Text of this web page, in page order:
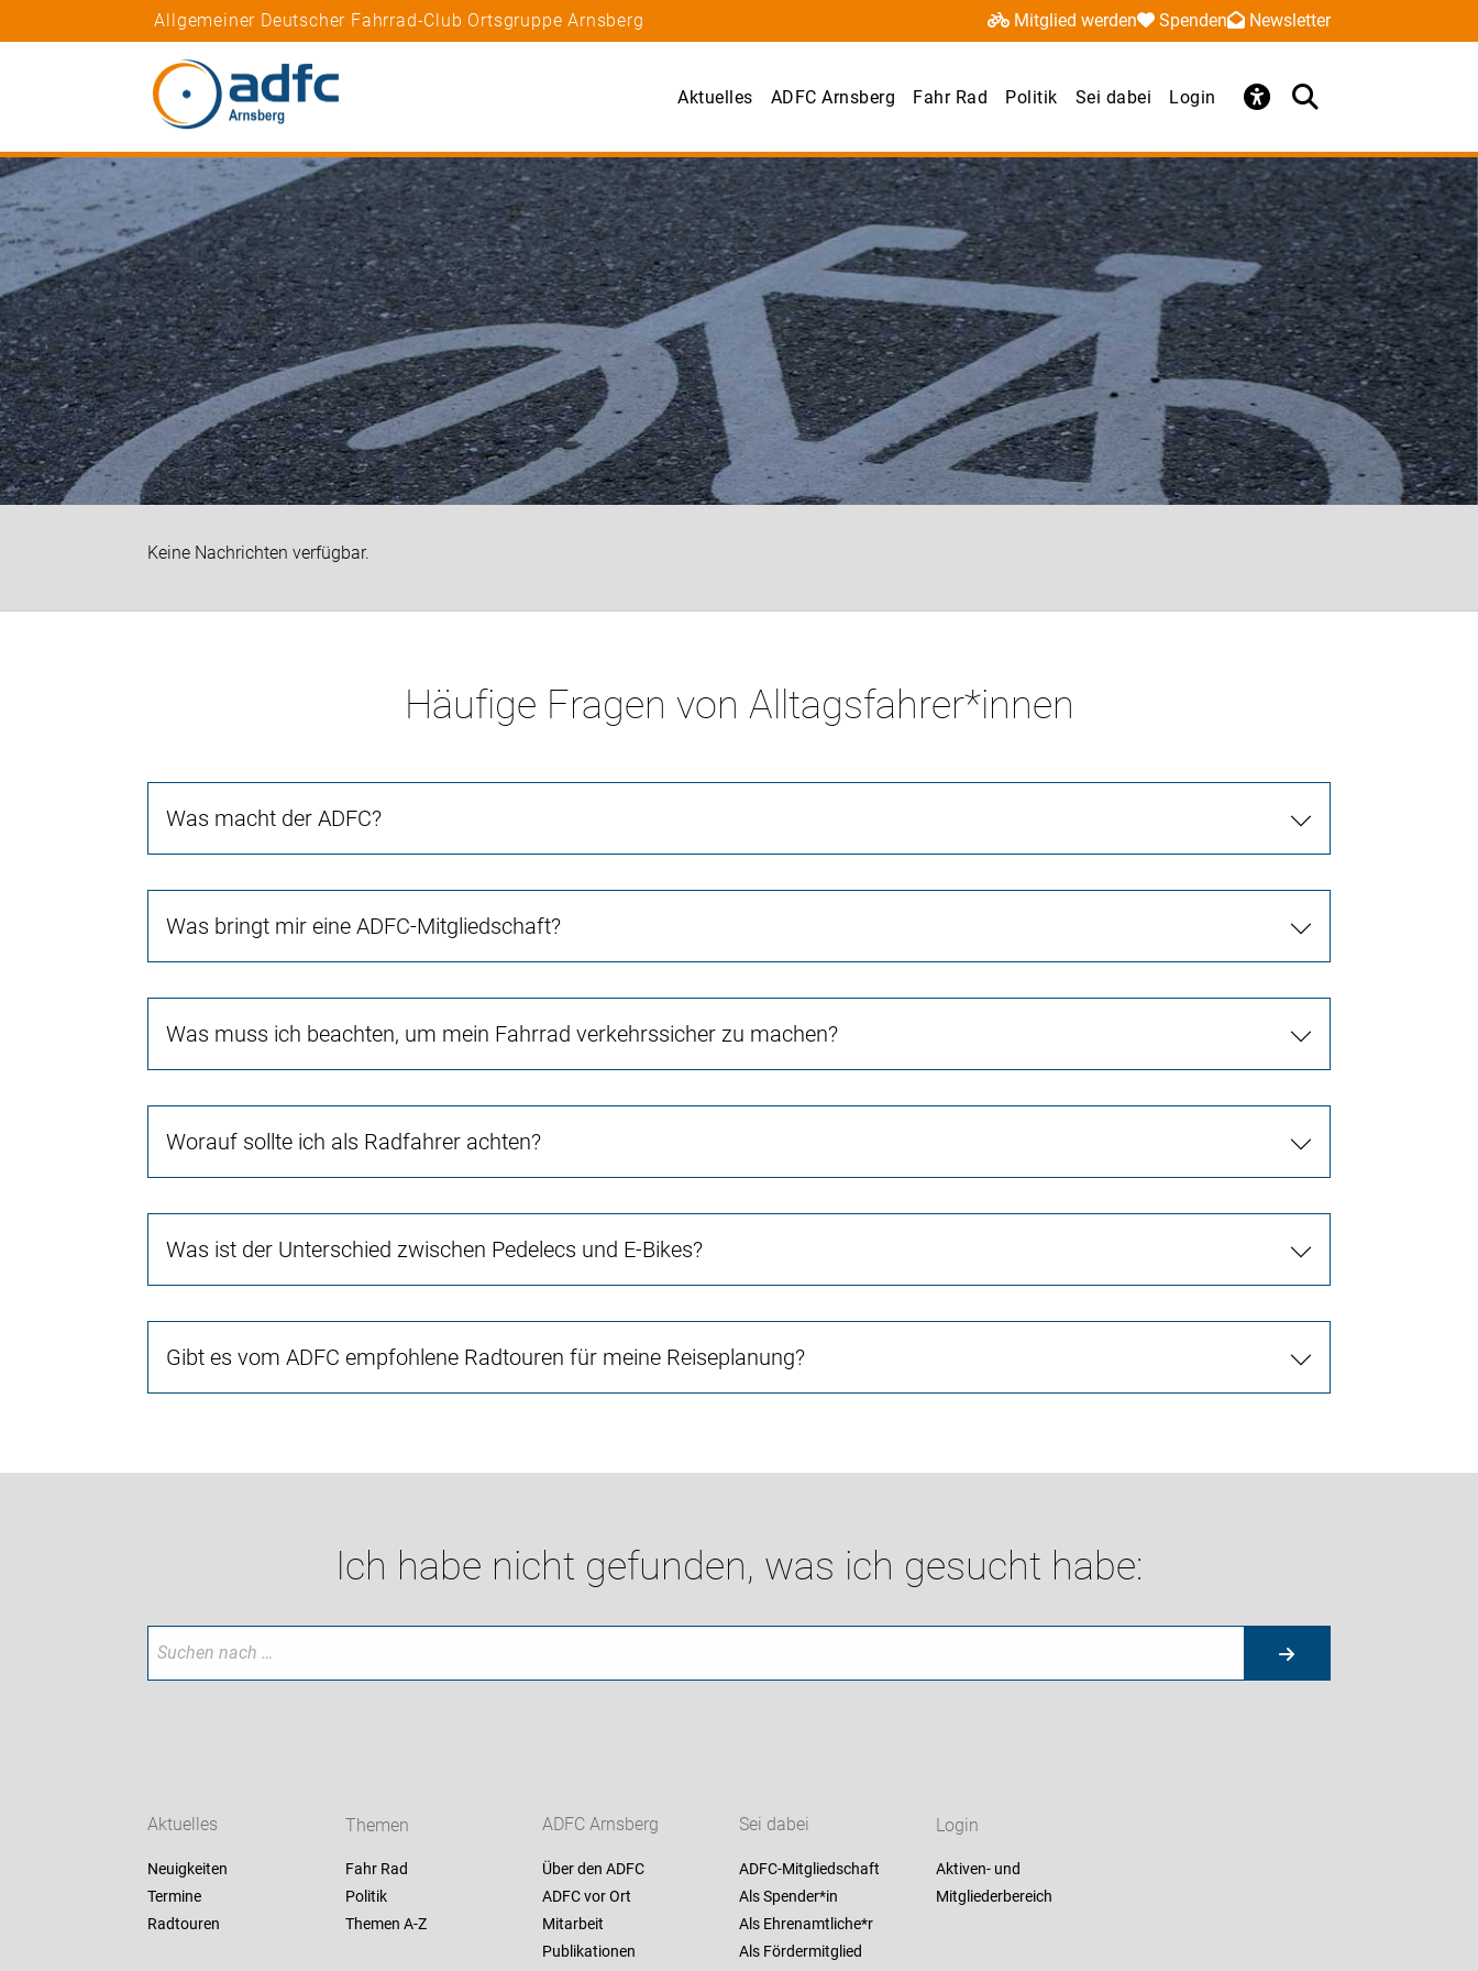
Allgemeiner Deutscher Fahrrad-Club Ortsgruppe Arnsberg Mitglied werden Spenden Newsletter
Aktuelles ADFC Arnsberg Fahr Rad Politik Sei dabei Login
Keine Nachrichten verfügbar.
Häufige Fragen von Alltagsfahrer*innen
Was macht der ADFC?
Was bringt mir eine ADFC-Mitgliedschaft?
Was muss ich beachten, um mein Fahrrad verkehrssicher zu machen?
Worauf sollte ich als Radfahrer achten?
Was ist der Unterschied zwischen Pedelecs und E-Bikes?
Gibt es vom ADFC empfohlene Radtouren für meine Reiseplanung?
Ich habe nicht gefunden, was ich gesucht habe:
Aktuelles
Neuigkeiten
Termine
Radtouren
Themen
Fahr Rad
Politik
Themen A-Z
ADFC Arnsberg
Über den ADFC
ADFC vor Ort
Mitarbeit
Publikationen
Sei dabei
ADFC-Mitgliedschaft
Als Spender*in
Als Ehrenamtliche*r
Als Fördermitglied
Login
Aktiven- und
Mitgliederbereich